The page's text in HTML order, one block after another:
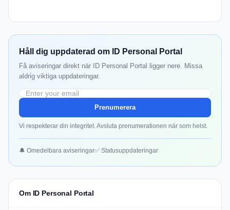
Håll dig uppdaterad om ID Personal Portal
Få aviseringar direkt när ID Personal Portal ligger nere. Missa
aldrig viktiga uppdateringar.
Prenumerera
Vi respekterar din integritet. Avsluta prenumerationen när som helst.
🔔 Omedelbara aviseringar✅ Statusuppdateringar
Om ID Personal Portal